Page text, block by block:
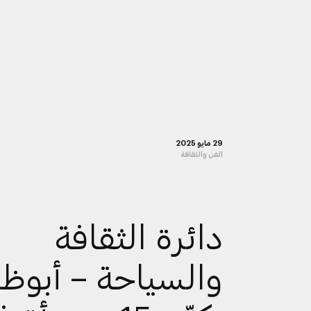
29 مايو 2025
الفن والثقافة
دائرة الثقافة
والسياحة –